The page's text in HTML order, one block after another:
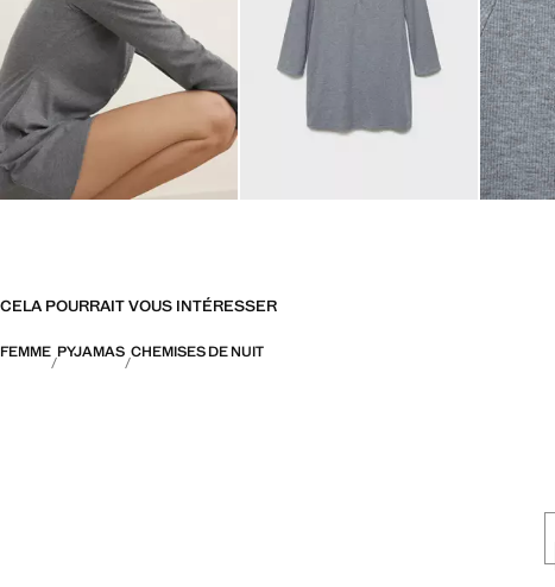
CELA POURRAIT VOUS INTÉRESSER
FEMME PYJAMAS CHEMISES DE NUIT